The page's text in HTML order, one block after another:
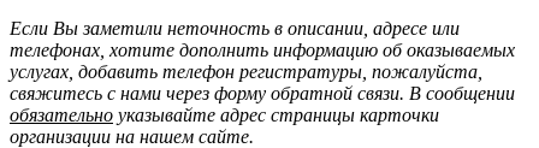
Если Вы заметили неточность в описании, адресе или
телефонах, хотите дополнить информацию об оказываемых
услугах, добавить телефон регистратуры, пожалуйста,
свяжитесь с нами через форму обратной связи. В сообщении
обязательно указывайте адрес страницы карточки
организации на нашем сайте.